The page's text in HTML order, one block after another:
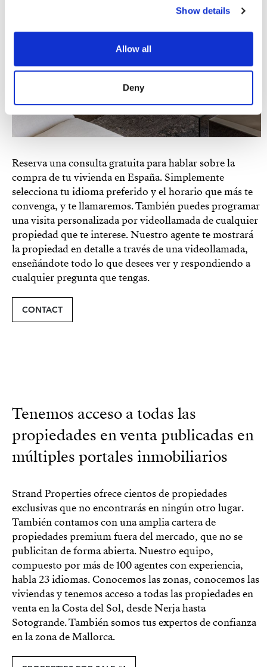
Show details
Allow all
Deny
Reserva una consulta gratuita para hablar sobre la
compra de tu vivienda en España. Simplemente
selecciona tu idioma preferido y el horario que más te
convenga, y te llamaremos. También puedes programar
una visita personalizada por videollamada de cualquier
propiedad que te interese. Nuestro agente te mostrará
la propiedad en detalle a través de una videollamada,
enseñándote todo lo que desees ver y respondiendo a
cualquier pregunta que tengas.
CONTACT
Tenemos acceso a todas las
propiedades en venta publicadas en
múltiples portales inmobiliarios
Strand Properties ofrece cientos de propiedades
exclusivas que no encontrarás en ningún otro lugar.
También contamos con una amplia cartera de
propiedades premium fuera del mercado, que no se
publicitan de forma abierta. Nuestro equipo,
compuesto por más de 100 agentes con experiencia,
habla 23 idiomas. Conocemos las zonas, conocemos las
viviendas y tenemos acceso a todas las propiedades en
venta en la Costa del Sol, desde Nerja hasta
Sotogrande. También somos tus expertos de confianza
en la zona de Mallorca.